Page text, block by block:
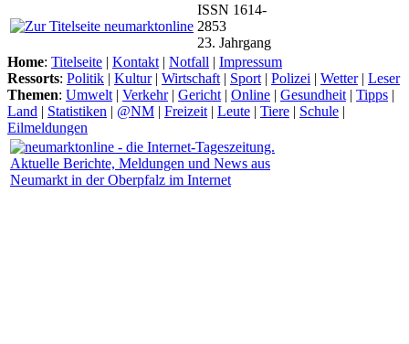
ISSN 1614-
2853
23. Jahrgang
Home: Titelseite | Kontakt | Notfall | Impressum
Ressorts: Politik | Kultur| Wirtschaft | Sport | Polizei | Wetter| Leser
Themen: Umwelt | Verkehr| Gericht | Online | Gesundheit | Tipps |
Land | Statistiken | @NM | Freizeit | Leute | Tiere | Schule |
Eilmeldungen